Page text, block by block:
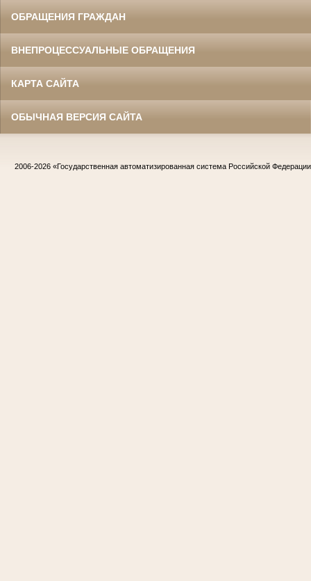
ОБРАЩЕНИЯ ГРАЖДАН
ВНЕПРОЦЕССУАЛЬНЫЕ ОБРАЩЕНИЯ
КАРТА САЙТА
ОБЫЧНАЯ ВЕРСИЯ САЙТА
2006-2026 «Государственная автоматизированная система Российской